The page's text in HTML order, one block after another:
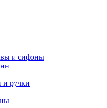
и сифоны
и ручки